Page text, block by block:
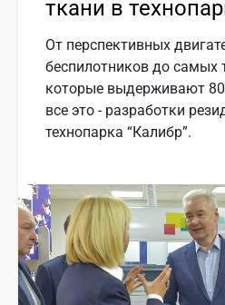
ткани в
От перспективных
беспилотников до самых
которые выдерживают
все это - разработки
технопарка “Калибр”.